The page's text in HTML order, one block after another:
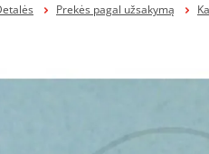
Prekės pagal užsakymą